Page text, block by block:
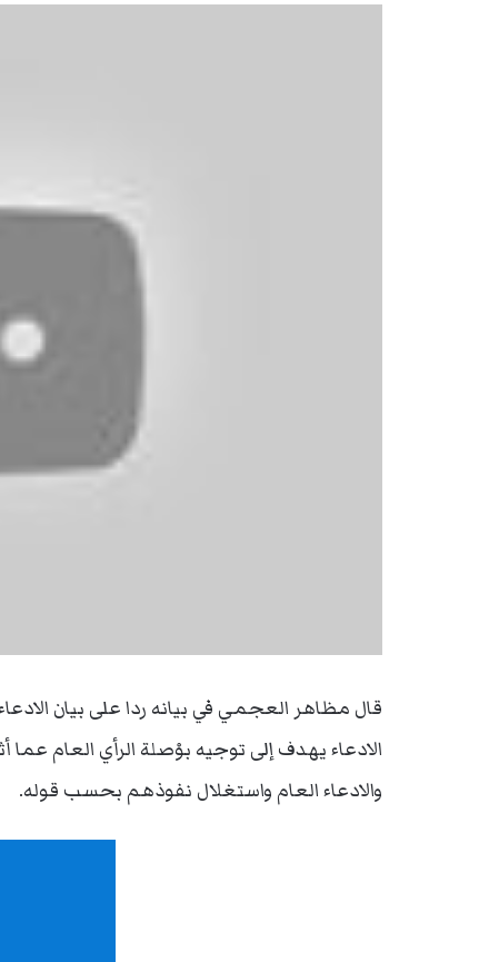
قال مظاهر العجمي في بيانه ردا على بيان
الادعاء يهدف إلى توجيه بوْصلة الرأي العام
والادعاء العام واستغلال نفوذهم بحسب قوله.